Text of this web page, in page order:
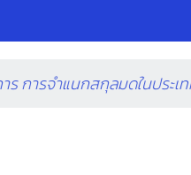
ร การจำแนกสกุลมดในประ